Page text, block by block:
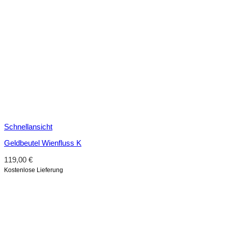
Schnellansicht
Geldbeutel Wienfluss K
119,00 €
Kostenlose Lieferung